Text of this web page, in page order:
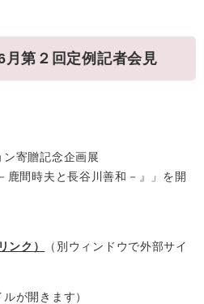
第２回定例記者会見
ン寄贈記念企画展
時夫と長谷川善和－』」を開
ンク）
（別ウィンドウで外部サイ
が開きます）